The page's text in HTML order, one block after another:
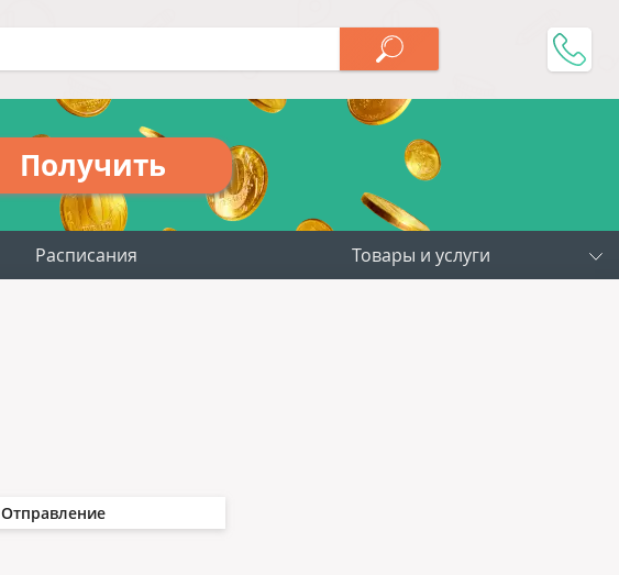
Получить
Расписания Товары и услуги
Отправление